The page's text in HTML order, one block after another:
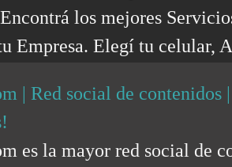
los mejores
Empresa. Elegí tu celular,
| Red social de
es la mayor red social de